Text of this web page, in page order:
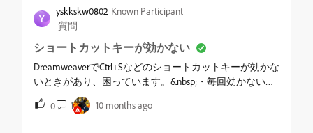
て、コミットできます。DreamweaverとSourcetreeを行き
来すれば、コミットはできますが、Dreamweaverだけて
完結したいです。出来ないのは、コミットだけで、コミ
ット以外の作業（マージ、削除、ブランチの作成等）は
出来ます。コミットできなくなった考えられることは、
何かありますか？環境:Mac Studio M1 MaxOS: Ventura 13.7.6
Y
yskkskw0802 Known Participant
質問
ショートカットキーが効かない
DreamweaverでCtrl+Sなどのショートカットキーが効かな
いときがあり、困っています。&nbsp;・毎回効かないわ
けではない（法則不明）・Ctrl＋FやCtrl＋Hを使おうとす
るとき、該当する言葉があると表示される（1/3等）の
に、その場所に移動できない、置換が使えない・Ctrl+S
0 1 10 months ago